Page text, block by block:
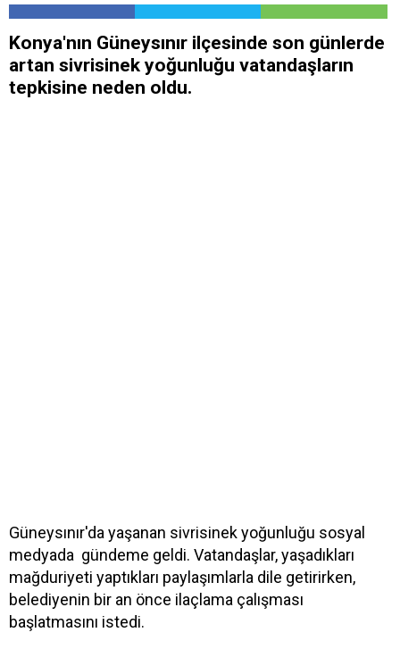
Konya'nın Güneysınır ilçesinde son günlerde
artan sivrisinek yoğunluğu vatandaşların
tepkisine neden oldu.
Güneysınır'da yaşanan sivrisinek yoğunluğu sosyal
medyada gündeme geldi. Vatandaşlar, yaşadıkları
mağduriyeti yaptıkları paylaşımlarla dile getirirken,
belediyenin bir an önce ilaçlama çalışması
başlatmasını istedi.